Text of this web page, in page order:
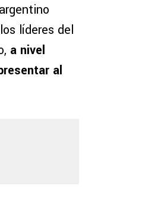
argentino
líderes del
a nivel
al